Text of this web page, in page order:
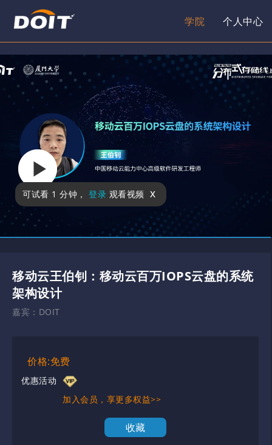
学院 个人中心
可试看 1 分钟 ， 登录 观看视频 x
移动云王伯钊：移动云百万IOPS云盘的系统
架构设计
嘉宾： DOIT
价格:免费
优惠活动
加入会员，享更多权益>>
收藏